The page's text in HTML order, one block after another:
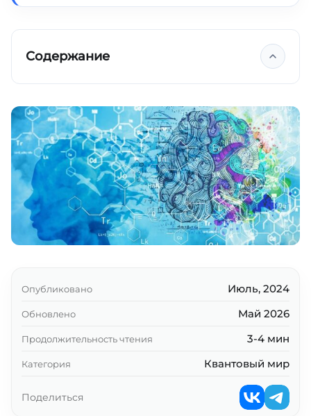
Содержание
Параллельно нам
Кванты души
По воле Бога — программиста
Ключевые выводы
Опубликовано Июль, 2024
Обновлено Май 2026
Продолжительность чтения 3-4 мин
Категория Квантовый мир
Поделиться